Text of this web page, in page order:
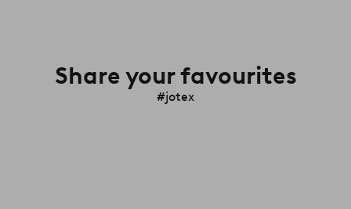
Share your favourites
#jotex